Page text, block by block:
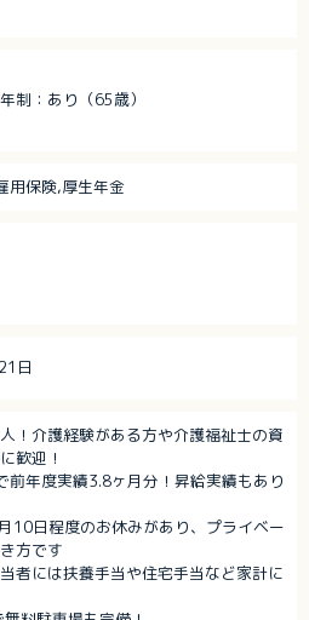
制：あり（65歳）
用保険,厚生年金
日
！介護経験がある方や介護福祉士の資
歓迎！
前年度実績3.8ヶ月分！昇給実績もあり
10日程度のお休みがあり、プライベー
方です
者には扶養手当や住宅手当など家計に